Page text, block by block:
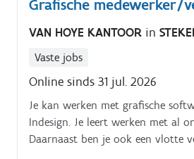
met oog voor kwaliteit Je hebt een
voor je te laten werken Dan is
playground Samen met 2 à 3
catalogen en tijdschriften tot
technisch onderlegd, nauwkeurig
draaien in een moderne
maken we graag kennis met jou!
Grafische medewerker/
VAN HOYE KANTOOR in
Vaste jobs
Online sinds 31 jul. 2026
Je kan werken met grafische
Indesign. Je leert werken met al
Daarnaast ben je ook een vlotte